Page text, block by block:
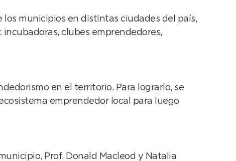
municipios en distintas ciudades del país,
clubes emprendedores,
en el territorio. Para lograrlo, se
emprendedor local para luego
Prof. Donald Macleod y Natalia